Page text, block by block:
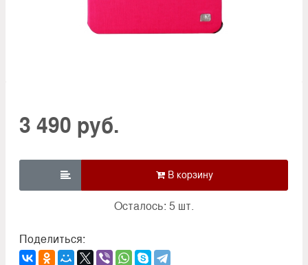
3 490 руб.

Осталось: 5 шт.
Поделиться: